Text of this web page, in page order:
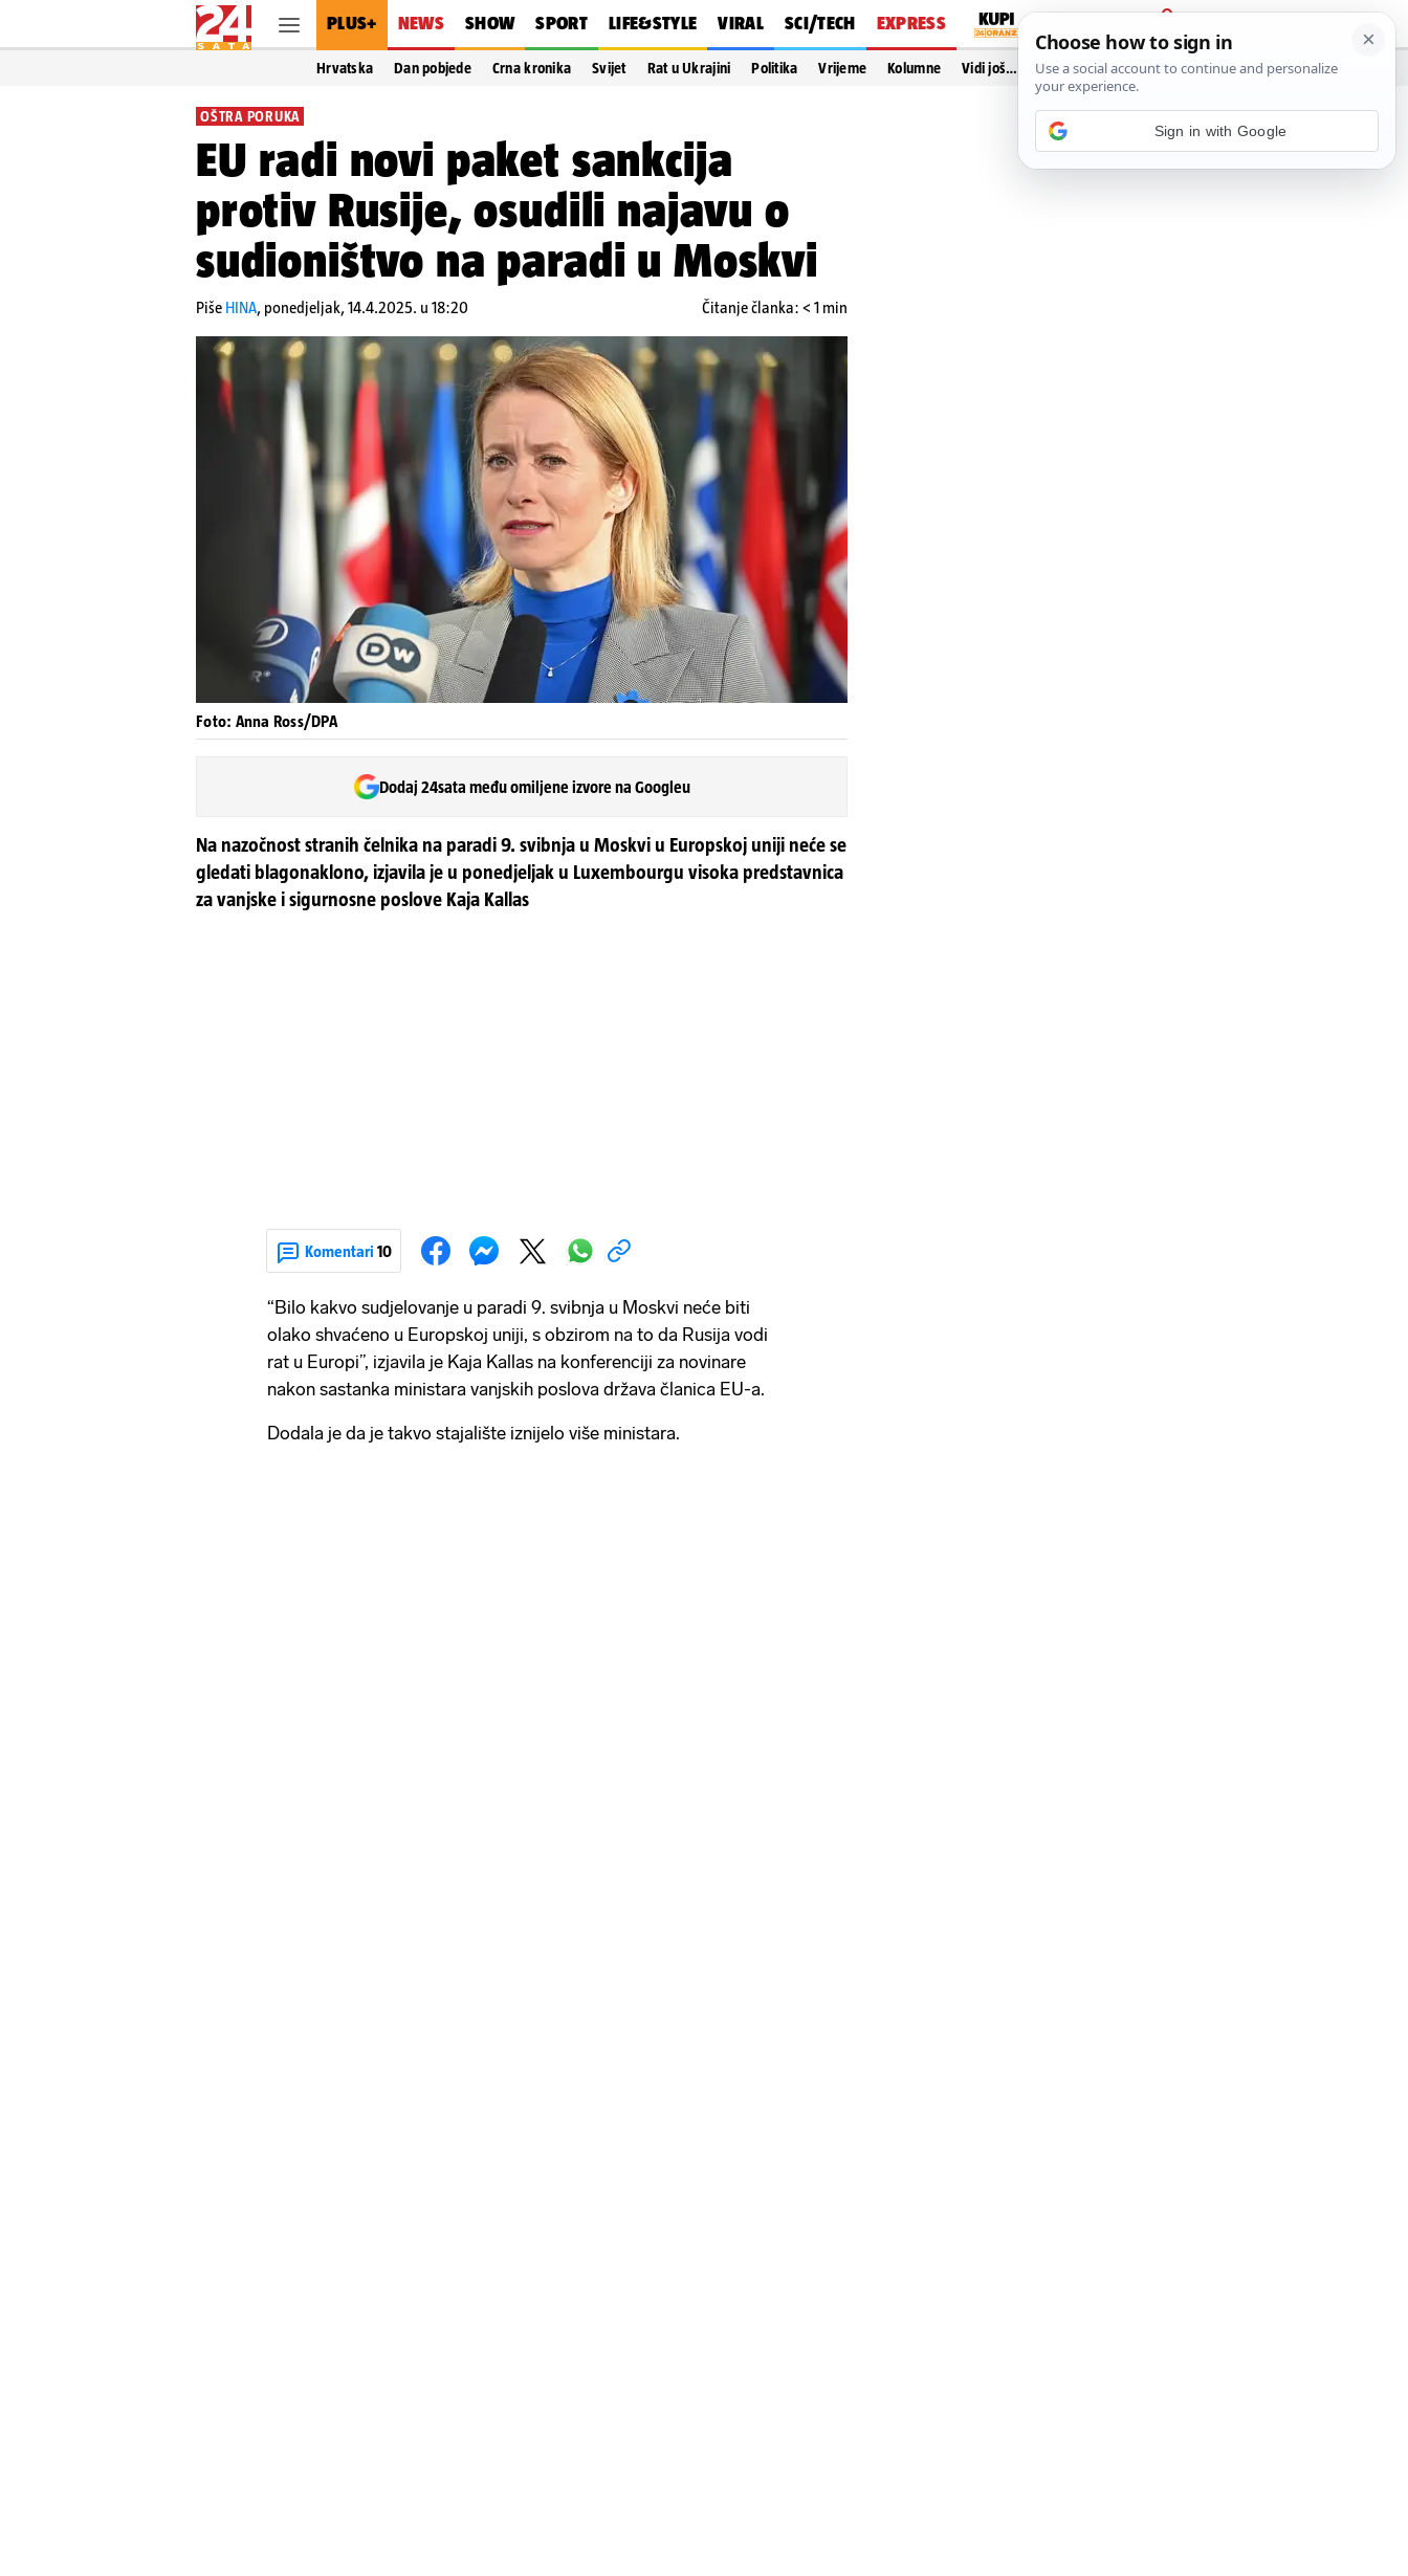
PLUS+ NEWS SHOW SPORT LIFE&STYLE VIRAL SCI/TECH EXPRESS
PRIJAVA
Hrvatska Dan pobjede Crna kronika Svijet Rat u Ukrajini Politika Vrijeme Kolumne Vidi još…
OŠTRA PORUKA
EU radi novi paket sankcija
protiv Rusije, osudili najavu o
sudioništvo na paradi u Moskvi
Piše HINA, ponedjeljak, 14.4.2025. u 18:20 Čitanje članka: < 1 min
Foto: Anna Ross/DPA
Dodaj 24sata među omiljene izvore na Googleu
Na nazočnost stranih čelnika na paradi 9. svibnja u Moskvi u Europskoj uniji neće se
gledati blagonaklono, izjavila je u ponedjeljak u Luxembourgu visoka predstavnica
za vanjske i sigurnosne poslove Kaja Kallas
Komentari 10
“Bilo kakvo sudjelovanje u paradi 9. svibnja u Moskvi neće biti
olako shvaćeno u Europskoj uniji, s obzirom na to da Rusija vodi
rat u Europi”, izjavila je Kaja Kallas na konferenciji za novinare
nakon sastanka ministara vanjskih poslova država članica EU-a.
Dodala je da je takvo stajalište iznijelo više ministara.